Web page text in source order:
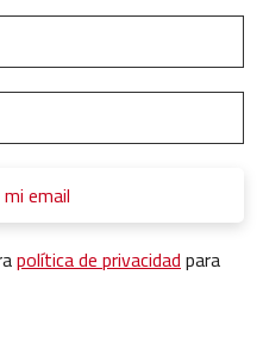
política de privacidadpara